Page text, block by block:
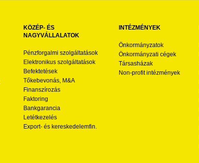
KÖZÉP- ÉS
NAGYVÁLLALATOK
Pénzforgalmi szolgáltatások
Elektronikus szolgáltatások
Befektetések
Tőkebevonás, M&A
Finanszírozás
Faktoring
Bankgarancia
Letétkezelés
Export- és kereskedelemfin.
INTÉZMÉNYEK
Önkormányzatok
Önkormányzati cégek
Társasházak
Non-profit intézmények